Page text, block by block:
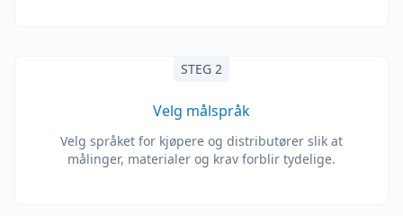
STEG 2
Velg målspråk
Velg språket for kjøpere og distributører slik at
målinger, materialer og krav forblir tydelige.